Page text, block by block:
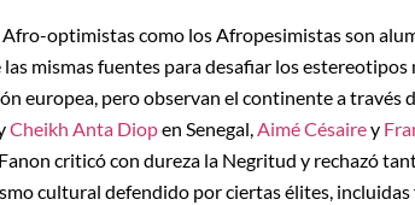
optimistas como los Afropesimistas son
las mismas fuentes para desafiar los
europea, pero observan el continente a través
Cheikh Anta Diopen Senegal,Aimé Césairey
criticó con dureza la Negritud y rechazó
cultural defendido por ciertas élites,